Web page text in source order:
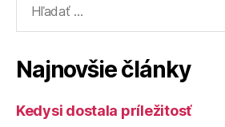
Najnovšie články
Kedysi dostala príležitosť